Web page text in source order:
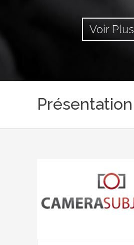
Voir Plus
Présentation